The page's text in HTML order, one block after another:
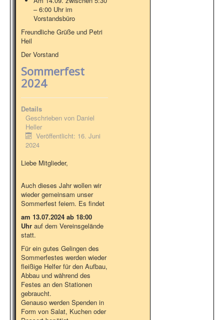
– 6:00 Uhr im
Vorstandsbüro
Freundliche Grüße und Petri
Heil
Der Vorstand
Sommerfest
2024
Details
Geschrieben von Daniel
Heller
Veröffentlicht: 16. Juni
2024
Liebe Mitglieder,
Auch dieses Jahr wollen wir
wieder gemeinsam unser
Sommerfest feiern. Es findet
am 13.07.2024 ab 18:00
Uhr auf dem Vereinsgelände
statt.
Für ein gutes Gelingen des
Sommerfestes werden wieder
fleißige Helfer für den Aufbau,
Abbau und während des
Festes an den Stationen
gebraucht.
Genauso werden Spenden in
Form von Salat, Kuchen oder